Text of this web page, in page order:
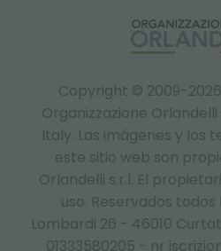
Copyright © 2009-
Organizzazione
Italy. Las imágenes y los
este sitio web son
Orlandelli s.r.l. El
uso. Reservados
Lombardi 26 - 46010
01333580205 - nr